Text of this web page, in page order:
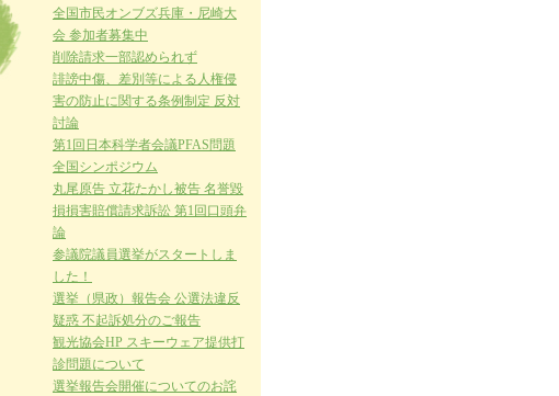
全国市民オンブズ兵庫・尼崎大
会 参加者募集中
削除請求一部認められず
誹謗中傷、差別等による人権侵
害の防止に関する条例制定 反対
討論
第1回日本科学者会議PFAS問題
全国シンポジウム
丸尾原告 立花たかし被告 名誉毀
損損害賠償請求訴訟 第1回口頭弁
論
参議院議員選挙がスタートしま
した！
選挙（県政）報告会 公選法違反
疑惑 不起訴処分のご報告
観光協会HP スキーウェア提供打
診問題について
選挙報告会開催についてのお詫